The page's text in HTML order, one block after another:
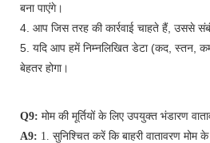
बना पाएंगे।
4. आप जिस तरह की कार्रवाई चाहते हैं, उससे
5. यदि आप हमें निम्नलिखित डेटा (कद, स्तन,
बेहतर होगा।
Q9: मोम की मूर्तियों के लिए उपयुक्त भंडारण
A9: 1. सुनिश्चित करें कि बाहरी वातावरण मोम